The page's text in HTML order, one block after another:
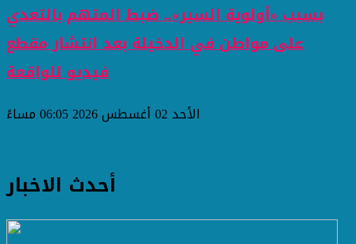
بسبب «أولوية السير».. ضبط المتهم بالتعدي
على مواطن في الدخيلة بعد انتشار مقطع
فيديو للواقعة
الأحد 02 أغسطس 2026 06:05 مساءً
أحدث الاخبار